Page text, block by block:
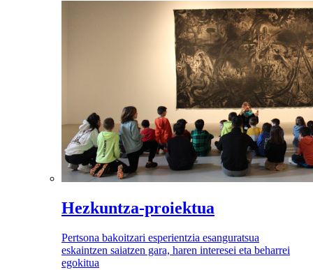
Hezkuntza-proiektua
Pertsona bakoitzari esperientzia esanguratsua
eskaintzen saiatzen gara, haren interesei eta beharrei
egokitua